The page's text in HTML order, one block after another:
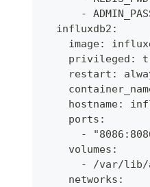
-
  influxdb2:
image:
privileged:
restart:
hostname:
    ports:
-
    volumes:
- /var/
    networks: